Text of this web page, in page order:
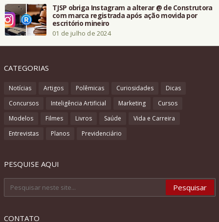
TJSP obriga Instagram a alterar @ de Construtora
com marca registrada após ação movida por
escritório mineiro
01 de julho de 2024
CATEGORIAS
Notícias Artigos Polêmicas Curiosidades
Dicas
Concursos
Inteligência Artificial Marketing
Cursos
Modelos
Filmes Livros Saúde
Vida e Carreira
Entrevistas
Planos Previdenciário
PESQUISE AQUI
CONTATO